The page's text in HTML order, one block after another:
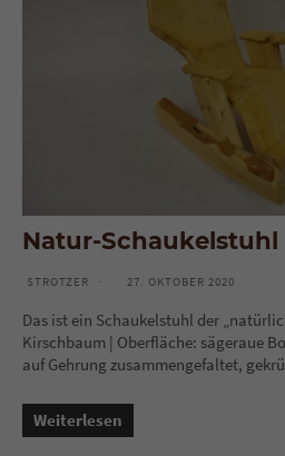
Natur-Schaukelstuhl
STROTZER 27. OKTOBER 2020
Das ist ein Schaukelstuhl der
Kirschbaum | Oberfläche: sägeraue
auf Gehrung zusammengefaltet,
Weiterlesen